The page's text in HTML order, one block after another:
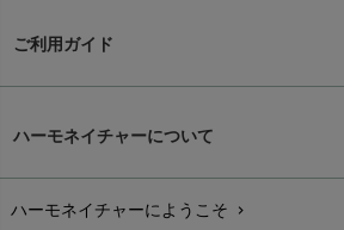
ご利用ガイド
配送と送料chevron_right
ハーモネイチャーについて
ハーモネイチャーにようこそ chevron_right